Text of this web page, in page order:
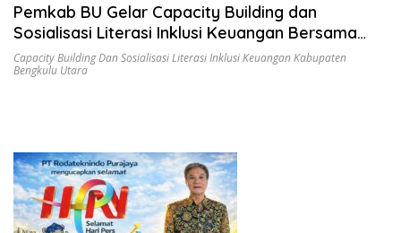
Pemkab BU Gelar Capacity Building dan
Sosialisasi Literasi Inklusi Keuangan Bersama
OJK Bengkulu
Capacity Building Dan Sosialisasi Literasi Inklusi Keuangan Kabupaten
Bengkulu Utara